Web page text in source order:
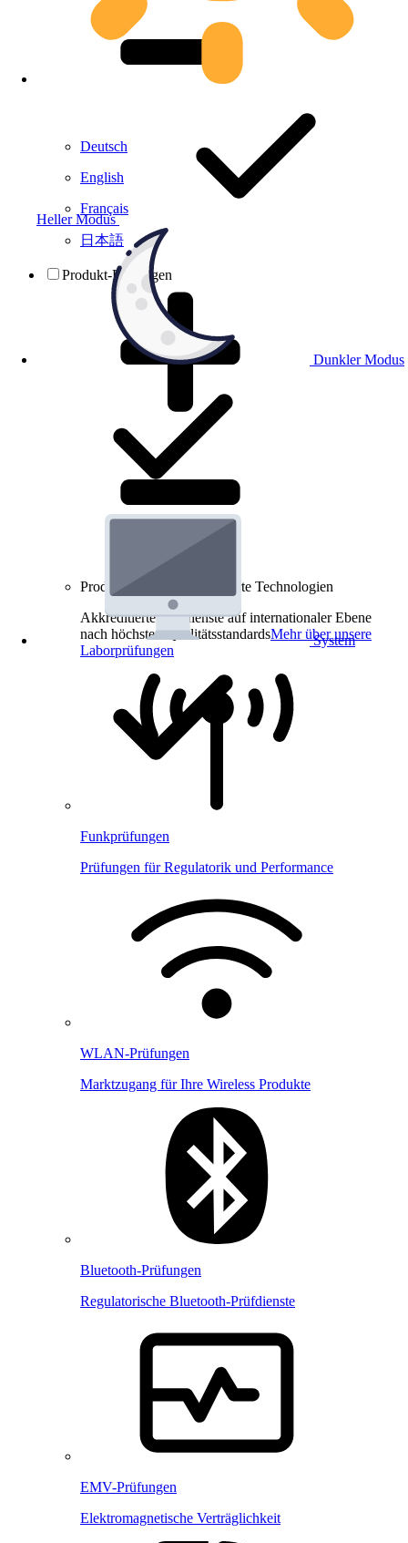
Heller Modus
Dunkler Modus
System
Deutsch
English
Français
日本語
Produkt-Prüfungen
Produkt-Prüfungen für smarte Technologien
Akkreditierte Prüfdienste auf internationaler Ebene
nach höchsten QualitätsstandardsMehr über unsere
Laborprüfungen
Funkprüfungen
Prüfungen für Regulatorik und Performance
WLAN-Prüfungen
Marktzugang für Ihre Wireless Produkte
Bluetooth-Prüfungen
Regulatorische Bluetooth-Prüfdienste
EMV-Prüfungen
Elektromagnetische Verträglichkeit